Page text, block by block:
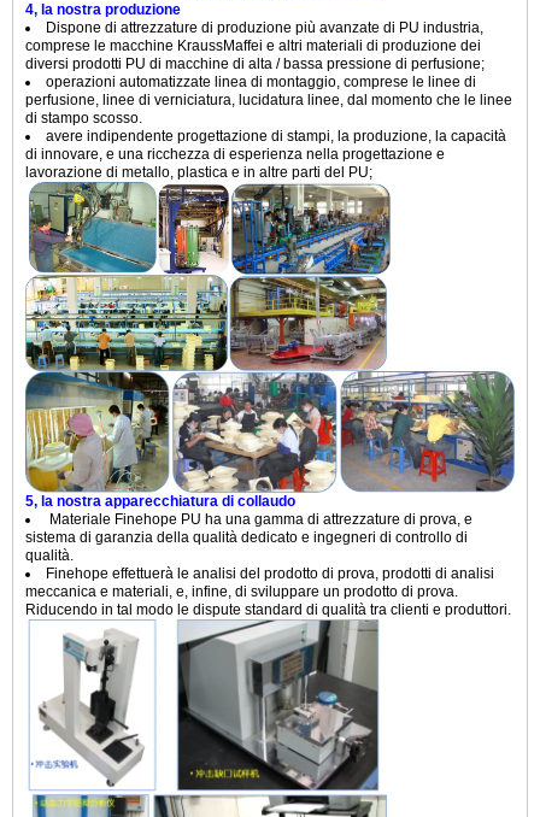
4, la nostra produzione
Dispone di attrezzature di produzione più avanzate di PU industria,
comprese le macchine KraussMaffei e altri materiali di produzione dei
diversi prodotti PU di macchine di alta / bassa pressione di perfusione;
operazioni automatizzate linea di montaggio, comprese le linee di
perfusione, linee di verniciatura, lucidatura linee, dal momento che le linee
di stampo scosso.
avere indipendente progettazione di stampi, la produzione, la capacità
di innovare, e una ricchezza di esperienza nella progettazione e
lavorazione di metallo, plastica e in altre parti del PU;
5, la nostra apparecchiatura di collaudo
Materiale Finehope PU ha una gamma di attrezzature di prova, e
sistema di garanzia della qualità dedicato e ingegneri di controllo di
qualità.
Finehope effettuerà le analisi del prodotto di prova, prodotti di analisi
meccanica e materiali, e, infine, di sviluppare un prodotto di prova.
Riducendo in tal modo le dispute standard di qualità tra clienti e produttori.